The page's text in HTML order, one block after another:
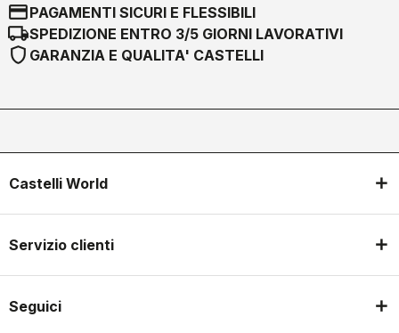
credit_cardPAGAMENTI SICURI E FLESSIBILI
local_shippingSPEDIZIONE ENTRO 3/5 GIORNI LAVORATIVI
shield GARANZIA E QUALITA' CASTELLI
Castelli World
Servizio clienti
Seguici